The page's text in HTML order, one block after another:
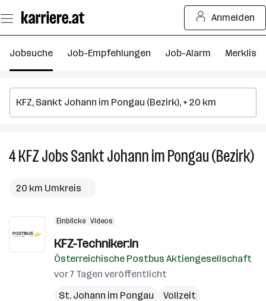
Seiteninhalt
springen
Anmelden
Jobsuche Job-Empfehlungen Job-Alarm Merkliste
4KFZJobsSankt Johann im Pongau (Bezirk)4
20 km Umkreis
Einblicke Videos
KFZ-Techniker:in
Österreichische Postbus Aktiengesellschaft
vor 7 Tagen veröffentlicht
St. Johann im Pongau
Vollzeit